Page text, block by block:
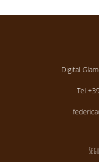
Digital
Tel